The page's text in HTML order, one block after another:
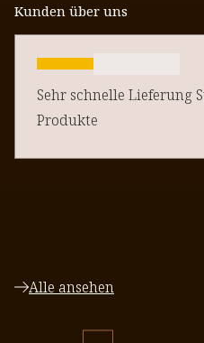
Kunden über uns
Sehr schnelle Lieferung Super
Produkte
Alle ansehen